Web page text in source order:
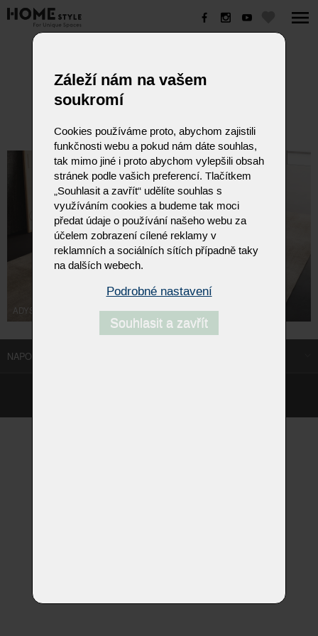
ADYSON
NAPOSLEDY NAVŠTÍVENÉ ODKAZY
Záleží nám na vašem
soukromí
Cookies používáme proto, abychom zajistili
funkčnosti webu a pokud nám dáte souhlas,
tak mimo jiné i proto abychom vylepšili obsah
stránek podle vašich preferencí. Tlačítkem
„Souhlasit a zavřít“ udělíte souhlas s
využíváním cookies a budeme tak moci
předat údaje o používání našeho webu za
účelem zobrazení cílené reklamy v
reklamních a sociálních sítích případně taky
na dalších webech.
Podrobné nastavení
Souhlasit a zavřít